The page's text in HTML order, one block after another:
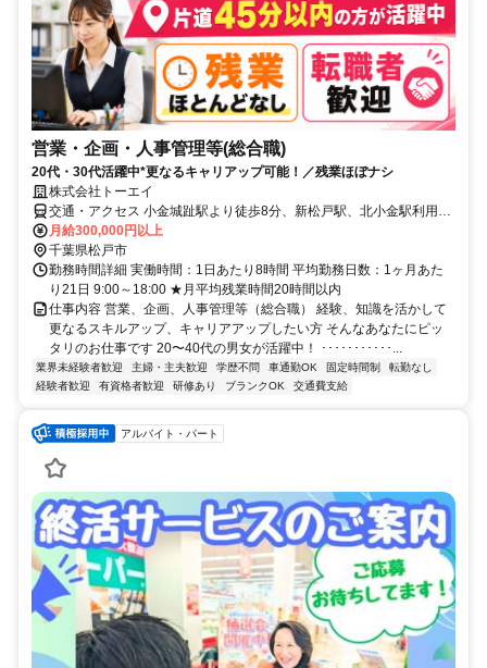
営業・企画・人事管理等(総合職)
20代・30代活躍中*更なるキャリアップ可能！／残業ほぼナシ
株式会社トーエイ
交通・アクセス 小金城趾駅より徒歩8分、新松戸駅、北小金駅利用可
能
月給300,000円以上
千葉県松戸市
勤務時間詳細 実働時間：1日あたり8時間 平均勤務日数：1ヶ月あた
り21日 9:00～18:00 ★月平均残業時間20時間以内
仕事内容 営業、企画、人事管理等（総合職） 経験、知識を活かして
更なるスキルアップ、キャリアアップしたい方 そんなあなたにピッ
タリのお仕事です 20〜40代の男女が活躍中！ ･･･････････...
業界未経験者歓迎 主婦・主夫歓迎 学歴不問 車通勤OK 固定時間制
転勤なし
経験者歓迎
有資格者歓迎 研修あり ブランクOK 交通費支給
アルバイト・パート